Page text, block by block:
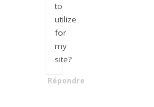
to
utilize
for
my
site?
Répondre